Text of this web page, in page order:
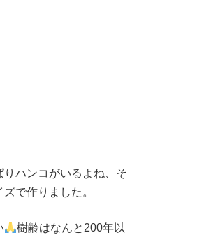
ハンコがいるよね、そ
で作りました。
樹齢はなんと200年以